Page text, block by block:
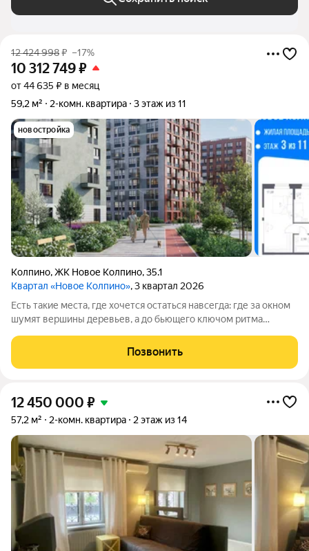
12 424 998₽ –17%
10 312 749₽
от 44 635 ₽ в месяц
59,2 м²
2-комн. квартира 3 этаж из 11
новостройка
Колпино,ЖК Новое Колпино,35.1
Квартал «Новое Колпино», 3 квартал 2026
Есть такие места, где хочется остаться навсегда: где за окном
шумят вершины деревьев, а до бьющего ключом ритма
вас квартал "Новое Колпино" в зеленом районе
Петербурга.Здесь можно проводить
Позвонить
12 450 000 ₽
57,2 м² 2-комн. квартира 2 этаж из 14